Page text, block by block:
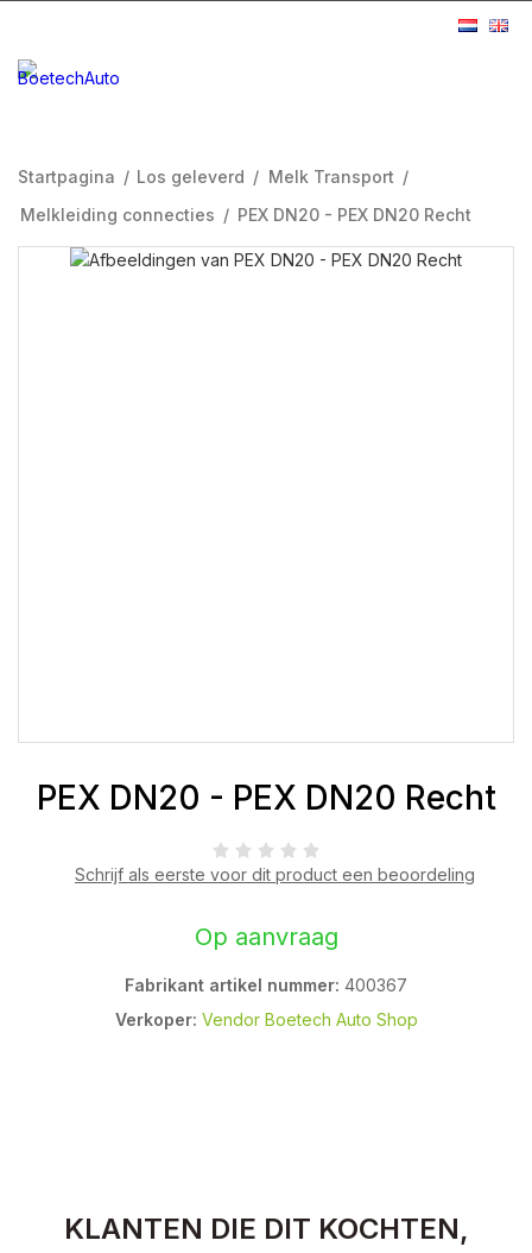
Startpagina / Los geleverd / Melk Transport /
Melkleiding connecties / PEX DN20 - PEX DN20 Recht
PEX DN20 - PEX DN20 Recht
Schrijf als eerste voor dit product een beoordeling
Op aanvraag
Fabrikant artikel nummer: 400367
Verkoper: Vendor Boetech Auto Shop
KLANTEN DIE DIT KOCHTEN,